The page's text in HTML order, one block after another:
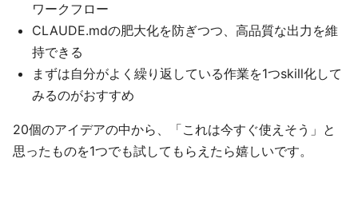
ワークフロー
CLAUDE.mdの肥大化を防ぎつつ、高品質な出力を維
持できる
まずは自分がよく繰り返している作業を1つskill化して
みるのがおすすめ
20個のアイデアの中から、「これは今すぐ使えそう」と
思ったものを1つでも試してもらえたら嬉しいです。